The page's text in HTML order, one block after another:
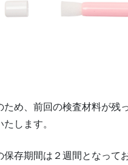
ため、前回の検査材料が残
します。
保存期間は２週間となって